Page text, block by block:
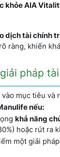
khỏe AIA
dịch tài chính
ràng, khiến
pháp
mục tiêu và
nếu:
khả năng
hoặc rút ra
một giải